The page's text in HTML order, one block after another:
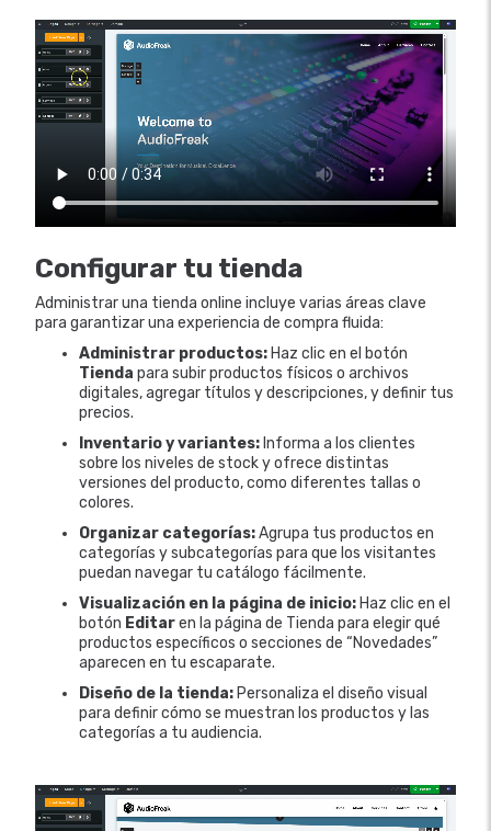
Configurar tu tienda
Administrar una tienda online incluye varias áreas clave
para garantizar una experiencia de compra fluida:
Administrar productos: Haz clic en el botón
Tienda para subir productos físicos o archivos
digitales, agregar títulos y descripciones, y definir tus
precios.
Inventario y variantes: Informa a los clientes
sobre los niveles de stock y ofrece distintas
versiones del producto, como diferentes tallas o
colores.
Organizar categorías:Agrupa tus productos en
categorías y subcategorías para que los visitantes
puedan navegar tu catálogo fácilmente.
Visualización en la página de inicio: Haz clic en el
botón Editaren la página de Tienda para elegir qué
productos específicos o secciones de “Novedades”
aparecen en tu escaparate.
Diseño de la tienda: Personaliza el diseño visual
para definir cómo se muestran los productos y las
categorías a tu audiencia.